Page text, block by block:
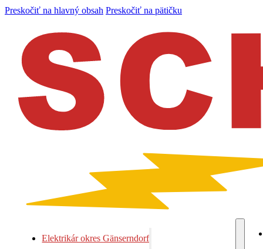
Preskočiť na hlavný obsah Preskočiť na pätičku
Elektrikár okres Gänserndorf